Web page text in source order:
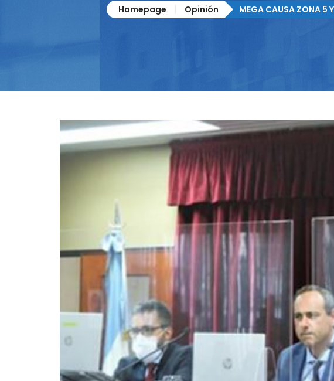
Homepage Opinión MEGA CAUSA ZONA 5